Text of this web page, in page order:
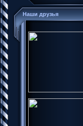
Наши друзья